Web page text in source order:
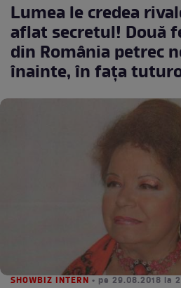
Lumea le credea
aflat secretul! Două
din România petrec
înainte, în faţa
SHOWBIZ INTERN • pe 29.08.2018 la